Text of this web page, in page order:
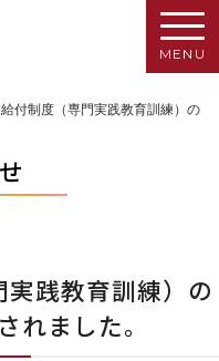
MENU
付制度（専門実践教育訓練）の
践教育訓練）の
れました。